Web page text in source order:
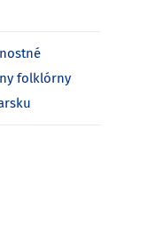
folklórny